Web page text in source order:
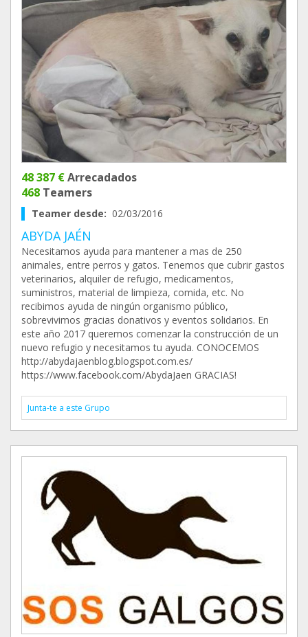
48 387 €Arrecadados
468 Teamers
Teamer desde: 02/03/2016
ABYDA JAÉN
Necesitamos ayuda para mantener a mas de 250
animales, entre perros y gatos. Tenemos que cubrir gastos
veterinarios, alquiler de refugio, medicamentos,
suministros, material de limpieza, comida, etc. No
recibimos ayuda de ningún organismo público,
sobrevivimos gracias donativos y eventos solidarios. En
este año 2017 queremos comenzar la construcción de un
nuevo refugio y necesitamos tu ayuda. CONOCEMOS
http://abydajaenblog.blogspot.com.es/
https://www.facebook.com/AbydaJaen GRACIAS!
Junta-te a este Grupo